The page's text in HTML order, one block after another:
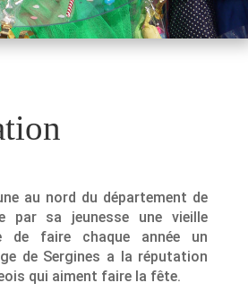
au nord du département de
par sa jeunesse une vieille
de faire chaque année un
de Sergines a la réputation
qui aiment faire la fête.